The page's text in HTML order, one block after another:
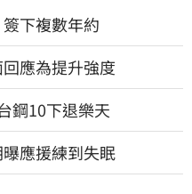
下複數年約
應為提升強度
鋼10下退樂天
應援練到失眠